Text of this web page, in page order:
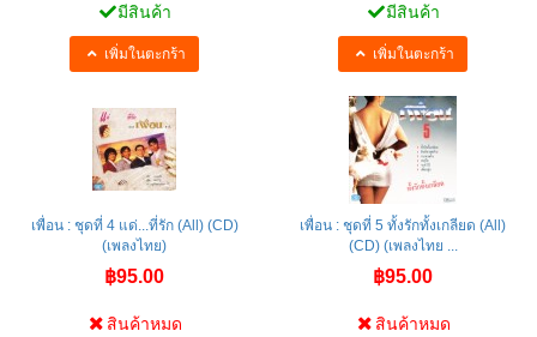
มีสินค้า
เพิ่มในตะกร้า
มีสินค้า
เพิ่มในตะกร้า
เพื่อน : ชุดที่ 4 แด่...ที่รัก (All) (CD)
(เพลงไทย)
฿95.00
สินค้าหมด
เพื่อน : ชุดที่ 5 ทั้งรักทั้งเกลียด (All)
(CD) (เพลงไทย ...
฿95.00
สินค้าหมด